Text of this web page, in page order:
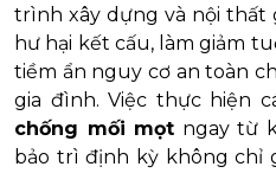
trình xây dựng và nội thất
hư hại kết cấu, làm giảm
tiềm ẩn nguy cơ an toàn
gia đình. Việc thực hiện
chống mối mọt ngay từ
bảo trì định kỳ không chỉ